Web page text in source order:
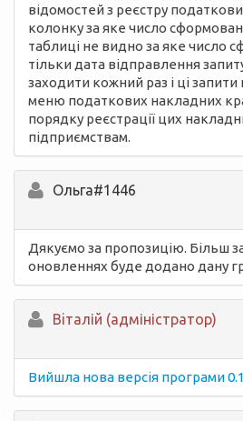
відомостей з реєстру
колонку за яке число
таблиці не видно за яке число
тільки дата відправлення
заходити кожний раз і ці
меню податкових накладних
порядку реєстрації цих
підприємствам.
Ольга#1446
Дякуємо за пропозицію. Більш
оновленнях буде додано дану
Вiталій (адміністратор)
Вийшла нова версія програми